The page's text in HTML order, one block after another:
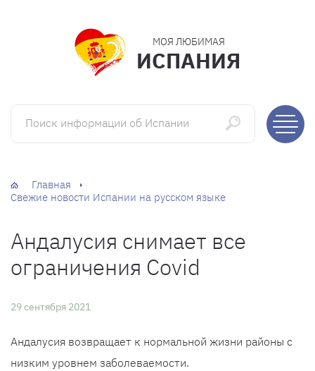
МОЯ ЛЮБИМАЯ
ИСПАНИЯ
Поиск информации об Испании
Главная
Свежие новости Испании на русском языке
Андалусия снимает все
ограничения Covid
29 сентября 2021
Андалусия возвращает к нормальной жизни районы с
низким уровнем заболеваемости.